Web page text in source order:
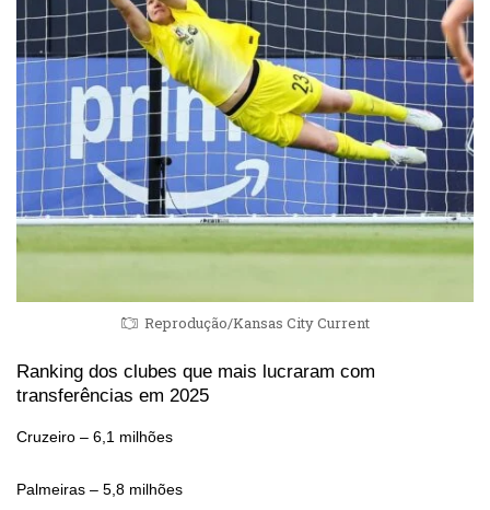
Reprodução/Kansas City Current
Ranking dos clubes que mais lucraram com
transferências em 2025
Cruzeiro – 6,1 milhões
Palmeiras – 5,8 milhões